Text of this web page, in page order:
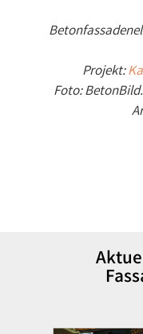
Projekt:
Foto: